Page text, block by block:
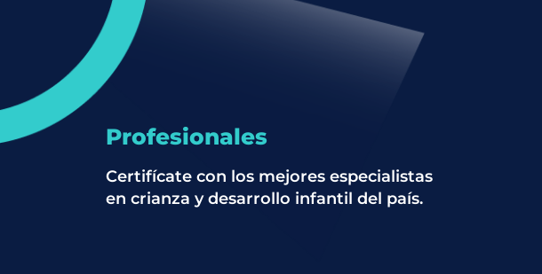
Profesionales
Certifícate con los mejores especialistas
en crianza y desarrollo infantil del país.